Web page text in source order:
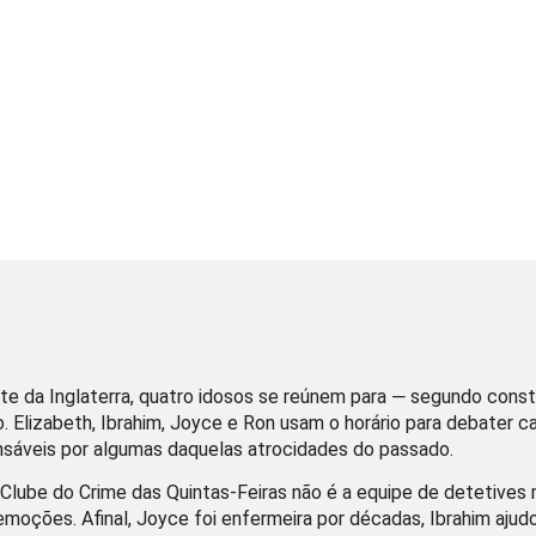
da Inglaterra, quatro idosos se reúnem para ― segundo
Ibrahim, Joyce e Ron usam o horário para debater
por algumas daquelas atrocidades do passado.
do Crime das Quintas-Feiras não é a equipe de detetives
Afinal, Joyce foi enfermeira por décadas, Ibrahim